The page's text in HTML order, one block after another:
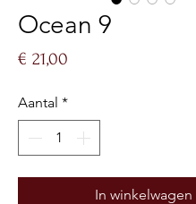
Ocean 9
€ 21,00
Aantal *
In winkelwagen